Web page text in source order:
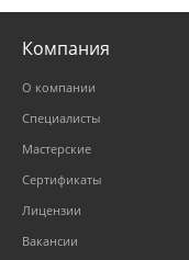
Компания
О компании
Специалисты
Мастерские
Сертификаты
Лицензии
Вакансии